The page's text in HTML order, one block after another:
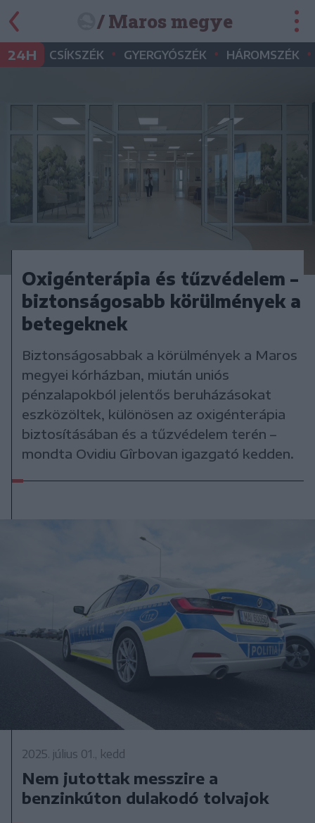
/ Maros megye
24H CSÍKSZÉK • GYERGYÓSZÉK • HÁROMSZÉK •
Oxigénterápia és tűzvédelem –
biztonságosabb körülmények a
betegeknek
Biztonságosabbak a körülmények a Maros
megyei kórházban, miután uniós
pénzalapokból jelentős beruházásokat
eszközöltek, különösen az oxigénterápia
biztosításában és a tűzvédelem terén –
mondta Ovidiu Gîrbovan igazgató kedden.
2025. július 01., kedd
Nem jutottak messzire a
benzinkúton dulakodó tolvajok